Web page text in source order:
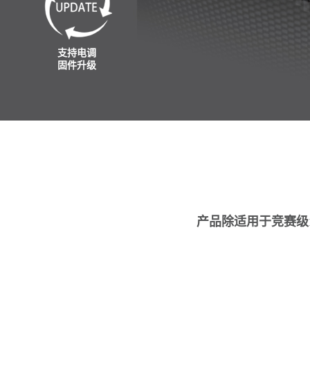
支持电调
固件升级
产品除适用于竞赛